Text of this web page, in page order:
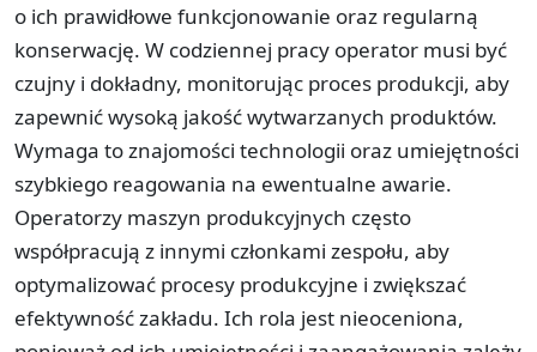
o ich prawidłowe funkcjonowanie oraz regularną
konserwację. W codziennej pracy operator musi być
czujny i dokładny, monitorując proces produkcji, aby
zapewnić wysoką jakość wytwarzanych produktów.
Wymaga to znajomości technologii oraz umiejętności
szybkiego reagowania na ewentualne awarie.
Operatorzy maszyn produkcyjnych często
współpracują z innymi członkami zespołu, aby
optymalizować procesy produkcyjne i zwiększać
efektywność zakładu. Ich rola jest nieoceniona,